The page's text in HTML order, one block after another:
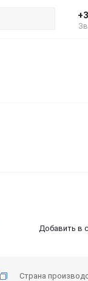
Добавить в
Страна